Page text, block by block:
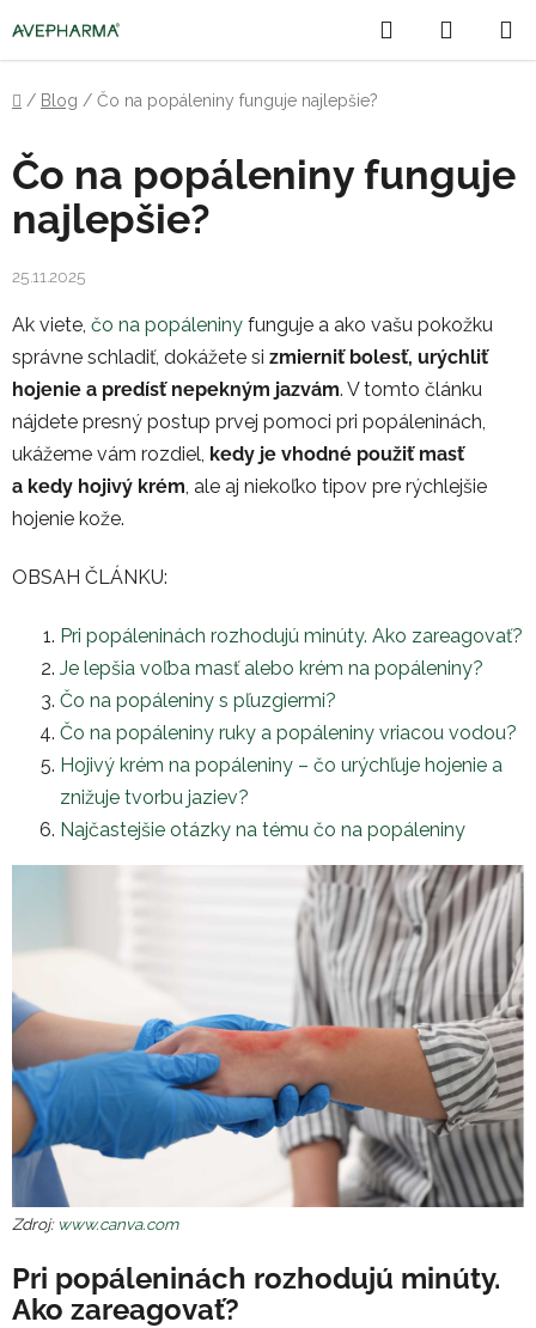
na
obsah
Hľadať
KOŠÍK
Domov
/ Blog / Čo na popáleniny funguje najlepšie?
Čo na popáleniny funguje
najlepšie?
25.11.2025
Ak viete, čo na popáleniny funguje a ako vašu pokožku
správne schladiť, dokážete si zmierniť bolesť, urýchliť
hojenie a predísť nepekným jazvám. V tomto článku
nájdete presný postup prvej pomoci pri popáleninách,
ukážeme vám rozdiel, kedy je vhodné použiť masť
a kedy hojivý krém, ale aj niekoľko tipov pre rýchlejšie
hojenie kože.
OBSAH ČLÁNKU:
Pri popáleninách rozhodujú minúty. Ako zareagovať?
Je lepšia voľba masť alebo krém na popáleniny?
Čo na popáleniny s pľuzgiermi?
Čo na popáleniny ruky a popáleniny vriacou vodou?
Hojivý krém na popáleniny – čo urýchľuje hojenie a
znižuje tvorbu jaziev?
Najčastejšie otázky na tému čo na popáleniny
Zdroj: www.canva.com
Pri popáleninách rozhodujú minúty.
Ako zareagovať?